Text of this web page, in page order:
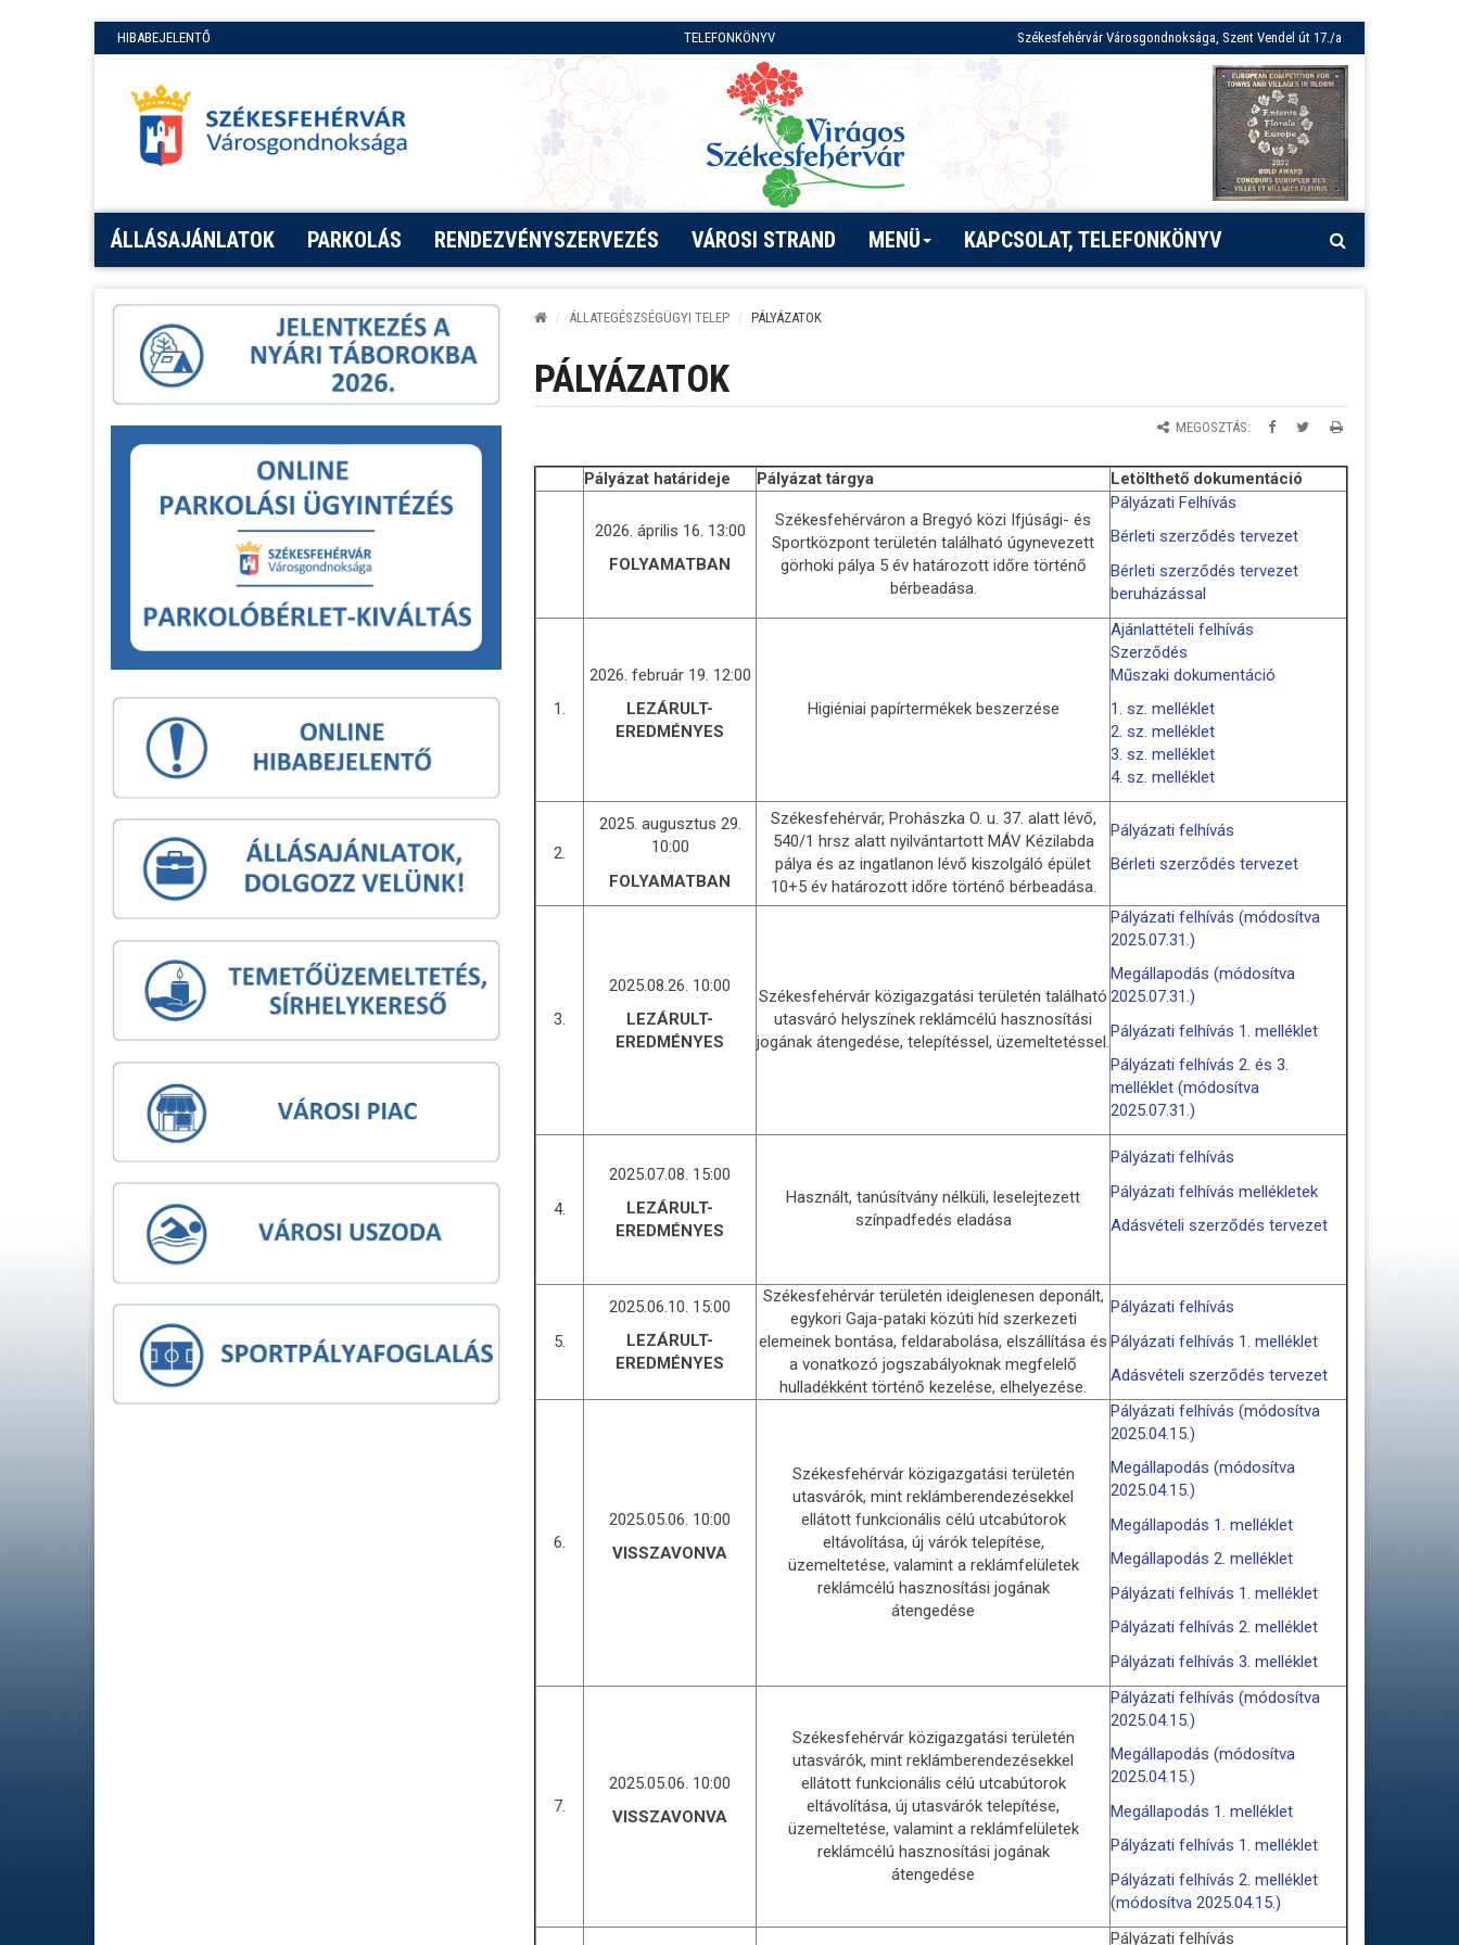
HIBABEJELENTŐ TELEFONKÖNYV Székesfehérvár Városgondnoksága, Szent Vendel út 17./a
ÁLLÁSAJÁNLATOK PARKOLÁS RENDEZVÉNYSZERVEZÉS VÁROSI STRAND MENÜ KAPCSOLAT, TELEFONKÖNYV
ÁLLATEGÉSZSÉGÜGYI TELEP PÁLYÁZATOK
PÁLYÁZATOK
MEGOSZTÁS:
Pályázat határideje Pályázat tárgya Letölthető dokumentáció
2026. április 16. 13:00
FOLYAMATBAN
Székesfehérváron a Bregyó közi Ifjúsági- és
Sportközpont területén található úgynevezett
görhoki pálya 5 év határozott időre történő
bérbeadása.
Pályázati Felhívás
Bérleti szerződés tervezet
Bérleti szerződés tervezet
beruházással
1.
2026. február 19. 12:00
LEZÁRULT-
EREDMÉNYES
Higiéniai papírtermékek beszerzése
Ajánlattételi felhívás
Szerződés
Műszaki dokumentáció
1. sz. melléklet
2. sz. melléklet
3. sz. melléklet
4. sz. melléklet
2.
2025. augusztus 29.
10:00
FOLYAMATBAN
Székesfehérvár, Prohászka O. u. 37. alatt lévő,
540/1 hrsz alatt nyilvántartott MÁV Kézilabda
pálya és az ingatlanon lévő kiszolgáló épület
10+5 év határozott időre történő bérbeadása.
Pályázati felhívás
Bérleti szerződés tervezet
3.
2025.08.26. 10:00
LEZÁRULT-
EREDMÉNYES
Székesfehérvár közigazgatási területén található
utasváró helyszínek reklámcélú hasznosítási
jogának átengedése, telepítéssel, üzemeltetéssel.
Pályázati felhívás (módosítva
2025.07.31.)
Megállapodás (módosítva
2025.07.31.)
Pályázati felhívás 1. melléklet
Pályázati felhívás 2. és 3.
melléklet (módosítva
2025.07.31.)
4.
2025.07.08. 15:00
LEZÁRULT-
EREDMÉNYES
Használt, tanúsítvány nélküli, leselejtezett
színpadfedés eladása
Pályázati felhívás
Pályázati felhívás mellékletek
Adásvételi szerződés tervezet
5.
2025.06.10. 15:00
LEZÁRULT-
EREDMÉNYES
Székesfehérvár területén ideiglenesen deponált,
egykori Gaja-pataki közúti híd szerkezeti
elemeinek bontása, feldarabolása, elszállítása és
a vonatkozó jogszabályoknak megfelelő
hulladékként történő kezelése, elhelyezése.
Pályázati felhívás
Pályázati felhívás 1. melléklet
Adásvételi szerződés tervezet
6.
2025.05.06. 10:00
VISSZAVONVA
Székesfehérvár közigazgatási területén
utasvárók, mint reklámberendezésekkel
ellátott funkcionális célú utcabútorok
eltávolítása, új várók telepítése,
üzemeltetése, valamint a reklámfelületek
reklámcélú hasznosítási jogának
átengedése
Pályázati felhívás (módosítva
2025.04.15.)
Megállapodás (módosítva
2025.04.15.)
Megállapodás 1. melléklet
Megállapodás 2. melléklet
Pályázati felhívás 1. melléklet
Pályázati felhívás 2. melléklet
Pályázati felhívás 3. melléklet
7.
2025.05.06. 10:00
VISSZAVONVA
Székesfehérvár közigazgatási területén
utasvárók, mint reklámberendezésekkel
ellátott funkcionális célú utcabútorok
eltávolítása, új utasvárók telepítése,
üzemeltetése, valamint a reklámfelületek
reklámcélú hasznosítási jogának
átengedése
Pályázati felhívás (módosítva
2025.04.15.)
Megállapodás (módosítva
2025.04.15.)
Megállapodás 1. melléklet
Pályázati felhívás 1. melléklet
Pályázati felhívás 2. melléklet
(módosítva 2025.04.15.)
Pályázati felhívás